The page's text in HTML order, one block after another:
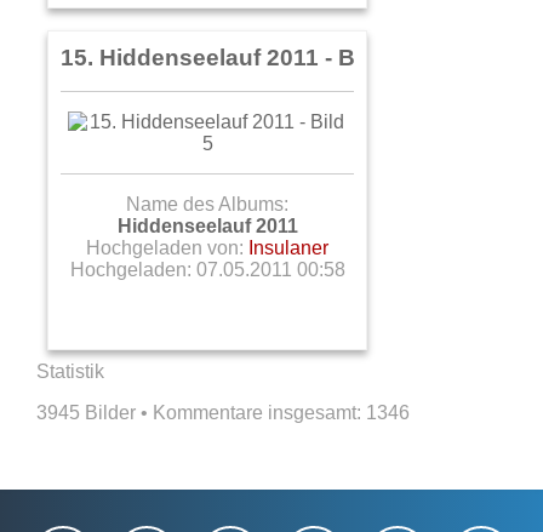
15. Hiddenseelauf 2011 - Bild 5
Name des Albums:
Hiddenseelauf 2011
Hochgeladen von: Insulaner
Hochgeladen: 07.05.2011 00:58
Statistik
3945 Bilder • Kommentare insgesamt: 1346